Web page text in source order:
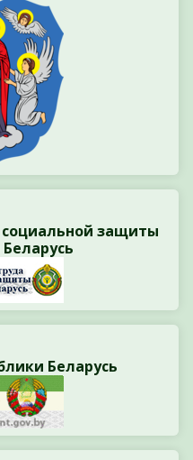
защиты
Беларусь